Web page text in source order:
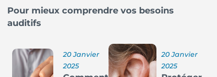
Pour mieux comprendre vos besoins
auditifs
20 Janvier
2025
20 Janvier
2025